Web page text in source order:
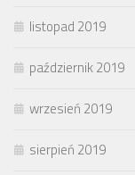
listopad 2019
październik 2019
wrzesień 2019
sierpień 2019